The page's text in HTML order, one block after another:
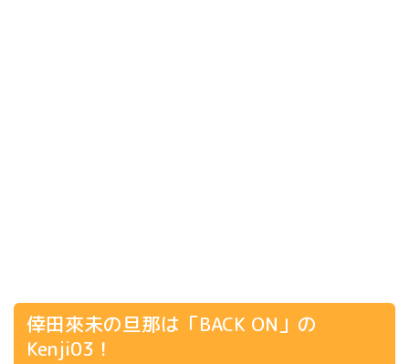
倖田來未の旦那は「BACK ON」の
Kenji03！